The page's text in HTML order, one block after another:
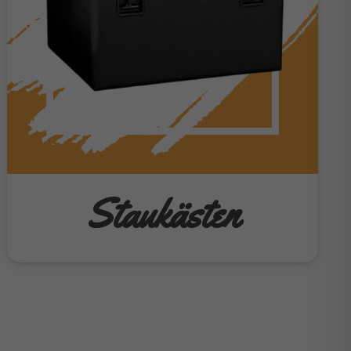
Staukästen